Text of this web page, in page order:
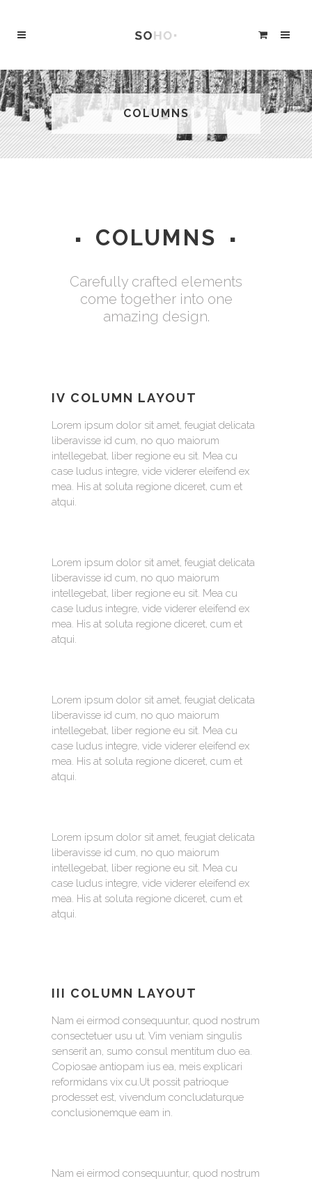
COLUMNS
COLUMNS
Carefully crafted elements
come together into one
amazing design.
IV COLUMN LAYOUT
Lorem ipsum dolor sit amet, feugiat delicata
liberavisse id cum, no quo maiorum
intellegebat, liber regione eu sit. Mea cu
case ludus integre, vide viderer eleifend ex
mea. His at soluta regione diceret, cum et
atqui.
Lorem ipsum dolor sit amet, feugiat delicata
liberavisse id cum, no quo maiorum
intellegebat, liber regione eu sit. Mea cu
case ludus integre, vide viderer eleifend ex
mea. His at soluta regione diceret, cum et
atqui.
Lorem ipsum dolor sit amet, feugiat delicata
liberavisse id cum, no quo maiorum
intellegebat, liber regione eu sit. Mea cu
case ludus integre, vide viderer eleifend ex
mea. His at soluta regione diceret, cum et
atqui.
Lorem ipsum dolor sit amet, feugiat delicata
liberavisse id cum, no quo maiorum
intellegebat, liber regione eu sit. Mea cu
case ludus integre, vide viderer eleifend ex
mea. His at soluta regione diceret, cum et
atqui.
III COLUMN LAYOUT
Nam ei eirmod consequuntur, quod nostrum
consectetuer usu ut. Vim veniam singulis
senserit an, sumo consul mentitum duo ea.
Copiosae antiopam ius ea, meis explicari
reformidans vix cu.Ut possit patrioque
prodesset est, vivendum concludaturque
conclusionemque eam in.
Nam ei eirmod consequuntur, quod nostrum